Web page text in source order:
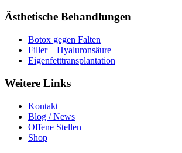
Ästhetische Behandlungen
Botox gegen Falten
Filler – Hyaluronsäure
Eigenfetttransplantation
Weitere Links
Kontakt
Blog / News
Offene Stellen
Shop